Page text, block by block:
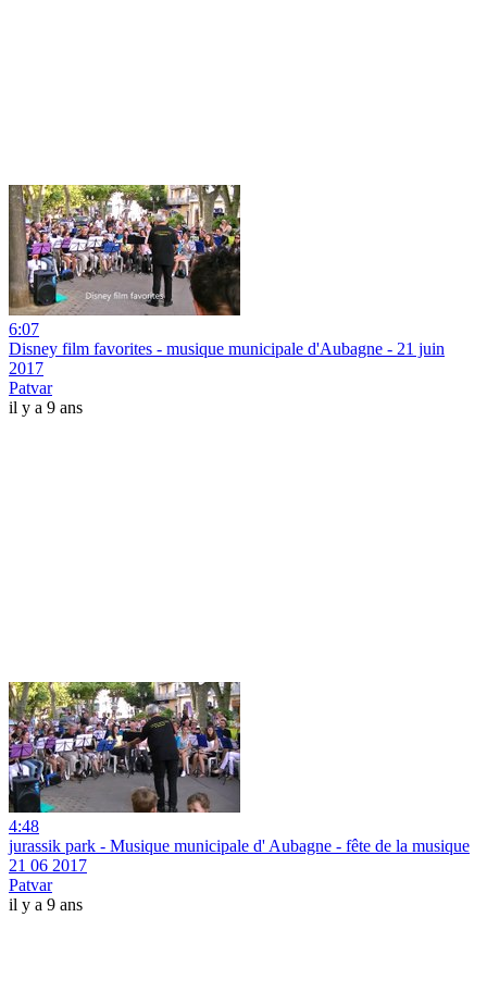
6:07
Disney film favorites - musique municipale d'Aubagne - 21 juin
2017
Patvar
il y a 9 ans
4:48
jurassik park - Musique municipale d' Aubagne - fête de la musique
21 06 2017
Patvar
il y a 9 ans